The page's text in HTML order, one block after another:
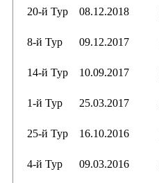
20-й Тур
08.12.2018
8-й Тур
09.12.2017
14-й Тур
10.09.2017
1-й Тур
25.03.2017
25-й Тур
16.10.2016
4-й Тур
09.03.2016